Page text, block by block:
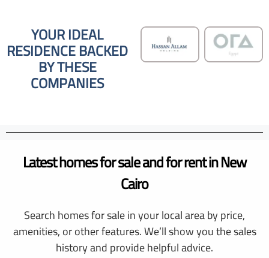
YOUR IDEAL
RESIDENCE BACKED
BY THESE
COMPANIES
Latest homes for sale and for rent in New
Cairo
Search homes for sale in your local area by price,
amenities, or other features. We’ll show you the sales
history and provide helpful advice.